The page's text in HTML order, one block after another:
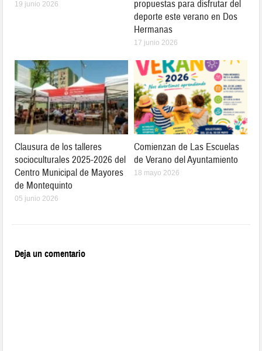
19 junio 2026
propuestas para disfrutar del
deporte este verano en Dos
Hermanas
17 junio 2026
Clausura de los talleres
socioculturales 2025-2026 del
Centro Municipal de Mayores
de Montequinto
05 junio 2026
Comienzan de Las Escuelas
de Verano del Ayuntamiento
18 mayo 2026
Deja un comentario